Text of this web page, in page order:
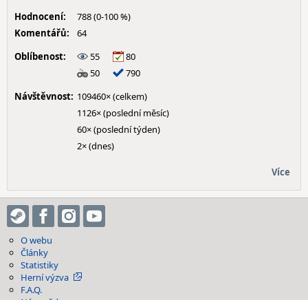
Hodnocení:
788 (0-100 %)
Komentářů:
64
Oblíbenost:
55
80
50
790
Návštěvnost: 109460× (celkem)
1126× (poslední měsíc)
60× (poslední týden)
2× (dnes)
Více
O webu
Články
Statistiky
Herní výzva
F.A.Q.